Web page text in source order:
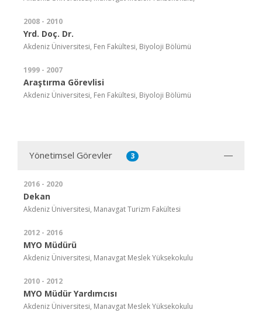
2008 - 2010
Yrd. Doç. Dr.
Akdeniz Üniversitesi, Fen Fakültesi, Biyoloji Bölümü
1999 - 2007
Araştırma Görevlisi
Akdeniz Üniversitesi, Fen Fakültesi, Biyoloji Bölümü
Yönetimsel Görevler 3
2016 - 2020
Dekan
Akdeniz Üniversitesi, Manavgat Turizm Fakültesi
2012 - 2016
MYO Müdürü
Akdeniz Üniversitesi, Manavgat Meslek Yüksekokulu
2010 - 2012
MYO Müdür Yardımcısı
Akdeniz Üniversitesi, Manavgat Meslek Yüksekokulu